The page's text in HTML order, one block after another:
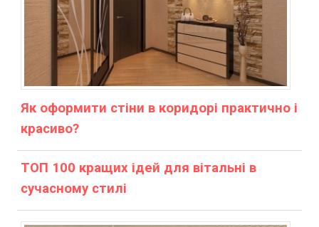
Як оформити стіни в коридорі практично і
красиво?
ТОП 100 кращих ідей для вітальні в
сучасному стилі